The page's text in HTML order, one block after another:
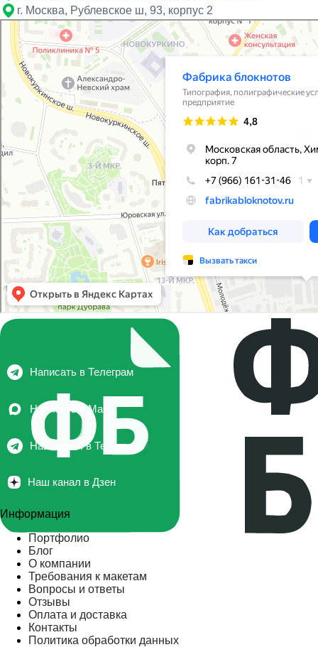
г. Москва, Рублевское ш, 93, корпус 2
Написать в Телеграм
Написать в Макс
Наш канал в Телеграм
Наш канал в Дзен
Информация
Портфолио
Блог
О компании
Требования к макетам
Вопросы и ответы
Отзывы
Оплата и доставка
Контакты
Политика обработки данных